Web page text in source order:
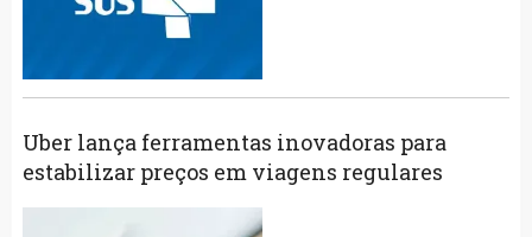
Uber lança ferramentas inovadoras para
estabilizar preços em viagens regulares